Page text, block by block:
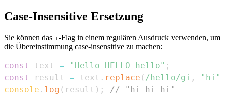
Case-Insensitive Ersetzung
Sie können das i -Flag in einem regulären Ausdruck verwenden, um
die Übereinstimmung case-insensitive zu machen:
const text = "Hello HELLO hello" ;
const
result = text . replace ( /hello/gi , "hi"
console . log ( result ) ; // "hi hi hi"